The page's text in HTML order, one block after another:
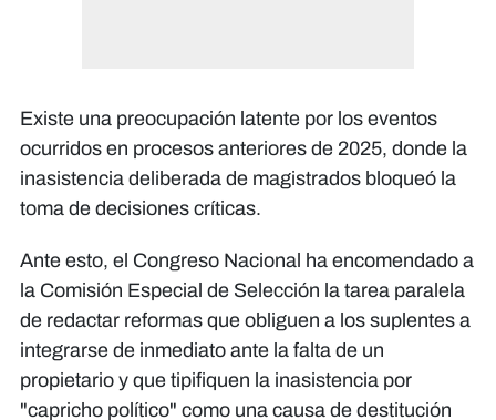
Existe una preocupación latente por los eventos
ocurridos en procesos anteriores de 2025, donde la
inasistencia deliberada de magistrados bloqueó la
toma de decisiones críticas.
Ante esto, el Congreso Nacional ha encomendado a
la Comisión Especial de Selección la tarea paralela
de redactar reformas que obliguen a los suplentes a
integrarse de inmediato ante la falta de un
propietario y que tipifiquen la inasistencia por
"capricho político" como una causa de destitución